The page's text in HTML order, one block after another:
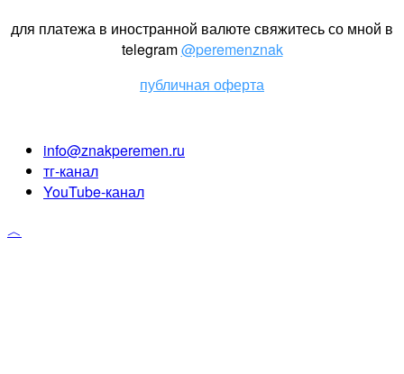
для платежа в иностранной валюте свяжитесь со мной в
telegram@peremenznak
публичная оферта
info@znakperemen.ru
тг-канал
YouTube-канал
︿